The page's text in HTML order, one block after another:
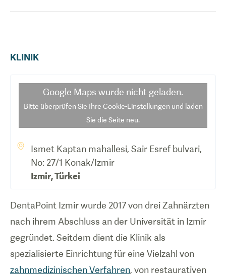
KLINIK
Google Maps wurde nicht geladen.
Bitte überprüfen Sie Ihre Cookie-Einstellungen und laden
Sie die Seite neu.
Ismet Kaptan mahallesi, Sair Esref bulvari,
No: 27/1 Konak/Izmir
Izmir,Türkei
DentaPoint Izmir wurde 2017 von drei Zahnärzten
nach ihrem Abschluss an der Universität in Izmir
gegründet. Seitdem dient die Klinik als
spezialisierte Einrichtung für eine Vielzahl von
zahnmedizinischen Verfahren, von restaurativen